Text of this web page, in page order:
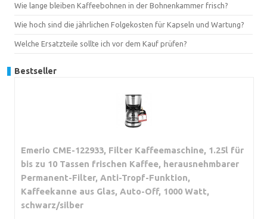
Wie lange bleiben Kaffeebohnen in der Bohnenkammer frisch?
Wie hoch sind die jährlichen Folgekosten für Kapseln und Wartung?
Welche Ersatzteile sollte ich vor dem Kauf prüfen?
Bestseller
Emerio CME-122933, Filter Kaffeemaschine, 1.25l für
bis zu 10 Tassen frischen Kaffee, herausnehmbarer
Permanent-Filter, Anti-Tropf-Funktion,
Kaffeekanne aus Glas, Auto-Off, 1000 Watt,
schwarz/silber